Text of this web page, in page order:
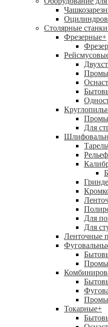
Столярные станки
Фрезерные+
Для
Для
Для
Ленточные
Токарные+